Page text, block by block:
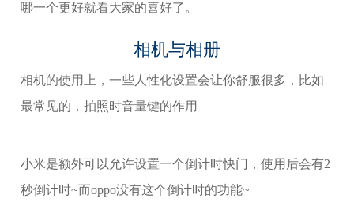
哪一个更好就看大家的喜好了。
相机与相册
相机的使用上，一些人性化设置会让你舒服很多，比如
最常见的，拍照时音量键的作用
小米是额外可以允许设置一个倒计时快门，使用后会有2
秒倒计时~而oppo没有这个倒计时的功能~